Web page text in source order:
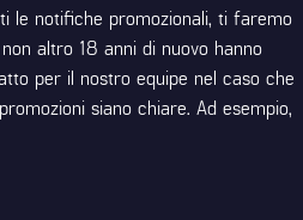
le notifiche promozionali, ti faremo
altro 18 anni di nuovo hanno
per il nostro equipe nel caso che
siano chiare. Ad esempio,